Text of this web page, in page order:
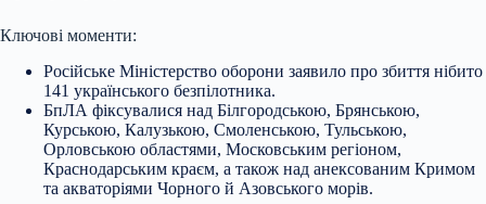
Ключові моменти:
Російське Міністерство оборони заявило про збиття нібито
141 українського безпілотника.
БпЛА фіксувалися над Білгородською, Брянською,
Курською, Калузькою, Смоленською, Тульською,
Орловською областями, Московським регіоном,
Краснодарським краєм, а також над анексованим Кримом
та акваторіями Чорного й Азовського морів.